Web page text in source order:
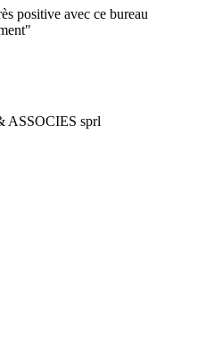
positive avec ce bureau
ASSOCIES sprl